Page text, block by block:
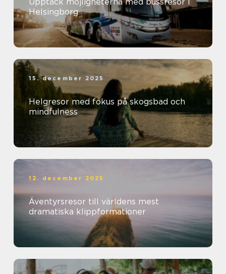
Upptäck möjligheterna med bussresor i
Helsingborg
15. december 2025
Helgresor med fokus på skogsbad och
mindfulness
12. december 2025
Äventyrsresor till världens mest
dramatiska klippformationer